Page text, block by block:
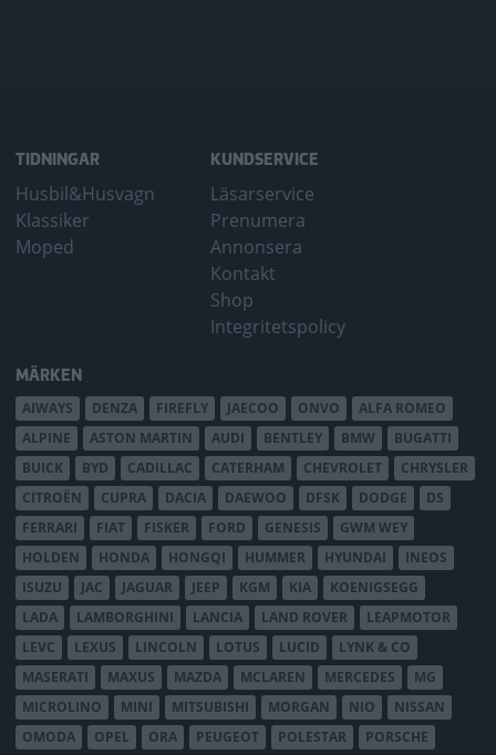
TIDNINGAR
Husbil&Husvagn
Klassiker
Moped
KUNDSERVICE
Läsarservice
Prenumera
Annonsera
Kontakt
Shop
Integritetspolicy
MÄRKEN
AIWAYS DENZA FIREFLY JAECOO ONVO
ALFA ROMEO
ALPINE
ASTON MARTIN AUDI BENTLEY BMW
BUGATTI
BUICK
BYD CADILLAC CATERHAM CHEVROLET
CHRYSLER
CITROËN
CUPRA DACIA DAEWOO DFSK DODGE
DS
FERRARI
FIAT FISKER FORD GENESIS
GWM WEY
HOLDEN
HONDA HONGQI HUMMER HYUNDAI
INEOS
ISUZU
JAC JAGUAR JEEP KGM KIA
KOENIGSEGG
LADA
LAMBORGHINI LANCIA LAND ROVER
LEAPMOTOR
LEVC
LEXUS LINCOLN LOTUS LUCID
LYNK & CO
MASERATI
MAXUS MAZDA MCLAREN MERCEDES
MG
MICROLINO
MINI MITSUBISHI MORGAN NIO
NISSAN
OMODA
OPEL ORA PEUGEOT POLESTAR PORSCHE